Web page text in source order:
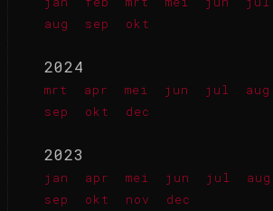
aug
sep okt
2024
mrt apr mei jun jul
aug
sep
okt dec
2023
jan apr mei jun jul
aug
sep
okt nov dec